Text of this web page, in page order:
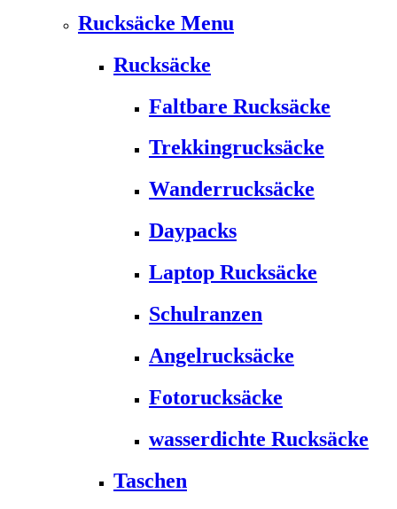
Rucksäcke Menu
Rucksäcke
Faltbare Rucksäcke
Trekkingrucksäcke
Wanderrucksäcke
Daypacks
Laptop Rucksäcke
Schulranzen
Angelrucksäcke
Fotorucksäcke
wasserdichte Rucksäcke
Taschen